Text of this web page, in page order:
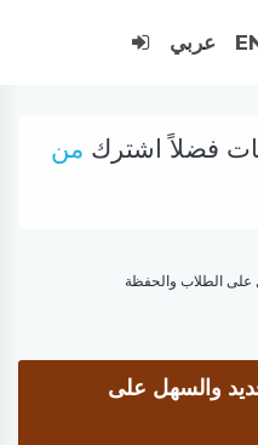
عربي
فضلاً اشترك من
على الطلاب والحفظة
والسهل على